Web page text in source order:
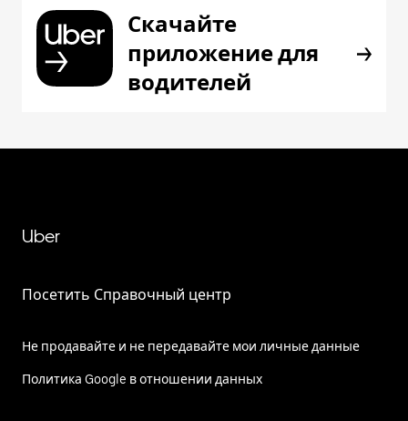
Скачайте
приложение для
водителей
Uber
Посетить Справочный центр
Не продавайте и не передавайте мои личные данные
Политика Google в отношении данных